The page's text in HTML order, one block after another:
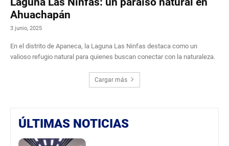
Ahuachapán
3 junio, 2025
En el distrito de Apaneca, la Laguna Las Ninfas destaca como un
valioso refugio natural para quienes buscan conectar con la naturaleza.
Cargar más
ÚLTIMAS NOTICIAS